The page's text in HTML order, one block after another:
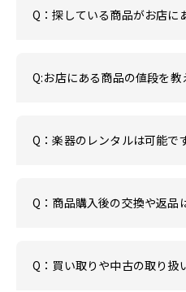
Q：探している商品がお店に
Q:お店にある商品の値段を教
Q：楽器のレンタルは可能で
Q：商品購入後の交換や返品
Q：買い取りや中古の取り扱